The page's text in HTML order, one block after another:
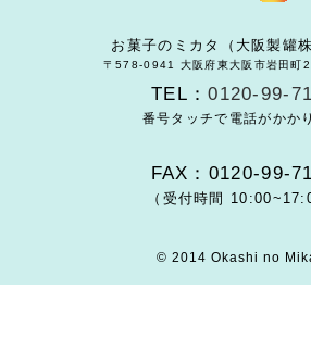
お菓子のミカタ（大阪製罐
〒578-0941 大阪府東大阪市岩田町
TEL：0120-99-
番号タッチで電話がかか
FAX：0120-99-
（受付時間
© 2014 Okashi no